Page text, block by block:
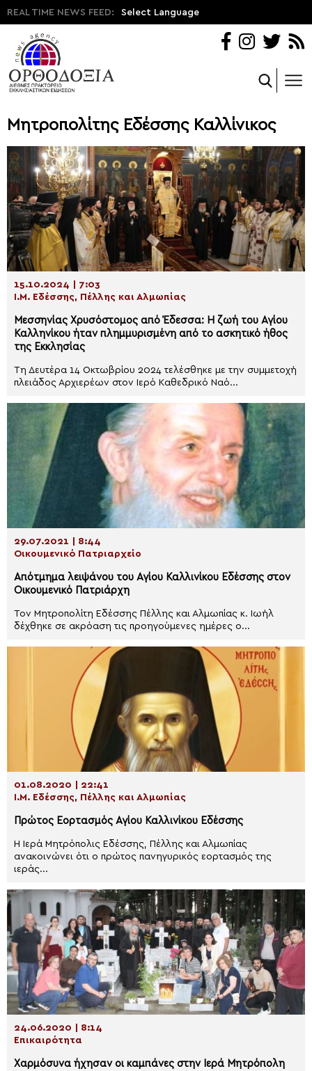
REAL TIME NEWS FEED: Select Language
Μητροπολίτης Εδέσσης Καλλίνικος
15.10.2024 | 7:03
Ι.Μ. Εδέσσης, Πέλλης και Αλμωπίας
Μεσσηνίας Χρυσόστομος από Έδεσσα: Η ζωή του Αγίου
Καλληνίκου ήταν πλημμυρισμένη από το ασκητικό ήθος
της Εκκλησίας
Τη Δευτέρα 14 Οκτωβρίου 2024 τελέσθηκε με την συμμετοχή
πλειάδος Αρχιερέων στον Ιερό Καθεδρικό Ναό...
29.07.2021 | 8:44
Οικουμενικό Πατριαρχείο
Απότμημα λειψάνου του Αγίου Καλλινίκου Εδέσσης στον
Οικουμενικό Πατριάρχη
Τον Μητροπολίτη Εδέσσης Πέλλης και Αλμωπίας κ. Ιωήλ
δέχθηκε σε ακρόαση τις προηγούμενες ημέρες ο...
01.08.2020 | 22:41
Ι.Μ. Εδέσσης, Πέλλης και Αλμωπίας
Πρώτος Εορτασμός Αγίου Καλλινίκου Εδέσσης
Η Ιερά Μητρόπολις Εδέσσης, Πέλλης και Αλμωπίας
ανακοινώνει ότι ο πρώτος πανηγυρικός εορτασμός της
ιεράς...
24.06.2020 | 8:14
Επικαιρότητα
Χαρμόσυνα ήχησαν οι καμπάνες στην Ιερά Μητρόπολη